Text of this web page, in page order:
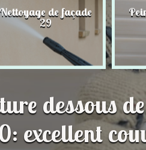
Nettoyage de façade
29
dessous
excellent